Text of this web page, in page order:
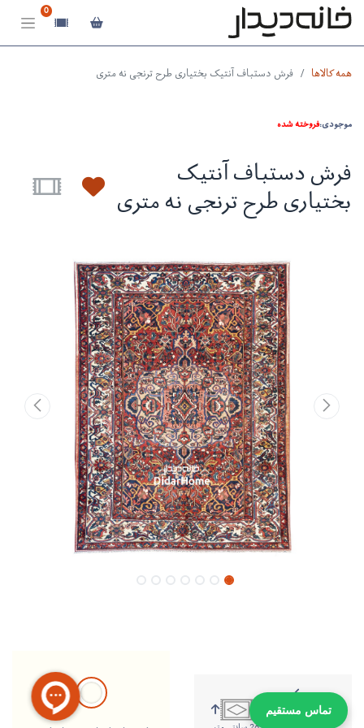
0
همه کالاها فرش دستباف آنتیک بختیاری طرح ترنجی نه متری
موجودی:فروخته شده
فرش دستباف آنتیک
بختیاری طرح ترنجی نه متری
تماس مستقیم